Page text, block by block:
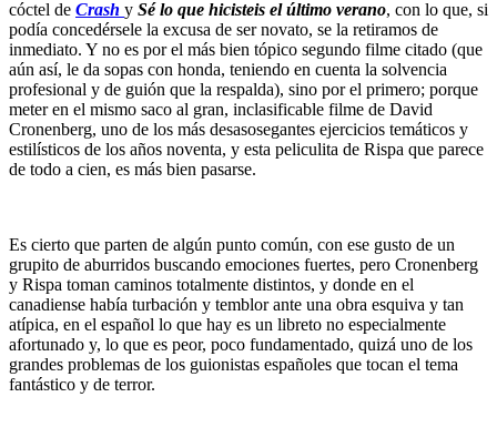
cóctel de Crash y Sé lo que hicisteis el último verano, con lo que, si
podía concedérsele la excusa de ser novato, se la retiramos de
inmediato. Y no es por el más bien tópico segundo filme citado (que
aún así, le da sopas con honda, teniendo en cuenta la solvencia
profesional y de guión que la respalda), sino por el primero; porque
meter en el mismo saco al gran, inclasificable filme de David
Cronenberg, uno de los más desasosegantes ejercicios temáticos y
estilísticos de los años noventa, y esta peliculita de Rispa que parece
de todo a cien, es más bien pasarse.
Es cierto que parten de algún punto común, con ese gusto de un
grupito de aburridos buscando emociones fuertes, pero Cronenberg
y Rispa toman caminos totalmente distintos, y donde en el
canadiense había turbación y temblor ante una obra esquiva y tan
atípica, en el español lo que hay es un libreto no especialmente
afortunado y, lo que es peor, poco fundamentado, quizá uno de los
grandes problemas de los guionistas españoles que tocan el tema
fantástico y de terror.